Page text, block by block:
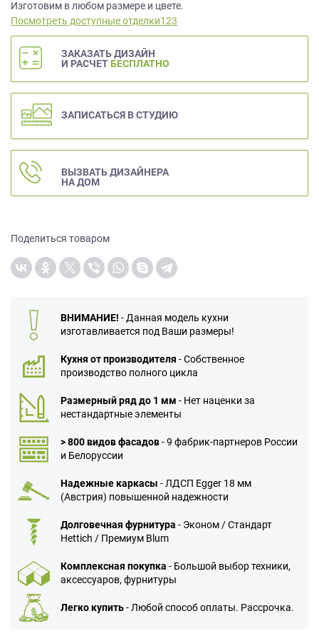
Изготовим в любом размере и цвете.
Посмотреть доступные отделки123
ЗАКАЗАТЬ ДИЗАЙН
И РАСЧЕТ БЕСПЛАТНО
ЗАПИСАТЬСЯ В СТУДИЮ
ВЫЗВАТЬ ДИЗАЙНЕРА
НА ДОМ
Поделиться товаром
ВНИМАНИЕ! - Данная модель кухни
изготавливается под Ваши размеры!
Кухня от производителя - Собственное
производство полного цикла
Размерный ряд до 1 мм - Нет наценки за
нестандартные элементы
> 800 видов фасадов- 9 фабрик-партнеров России
и Белоруссии
Надежные каркасы - ЛДСП Egger 18 мм
(Австрия) повышенной надежности
Долговечная фурнитура - Эконом / Стандарт
Hettich / Премиум Blum
Комплексная покупка - Большой выбор техники,
аксессуаров, фурнитуры
Легко купить- Любой способ оплаты. Рассрочка.
данных.